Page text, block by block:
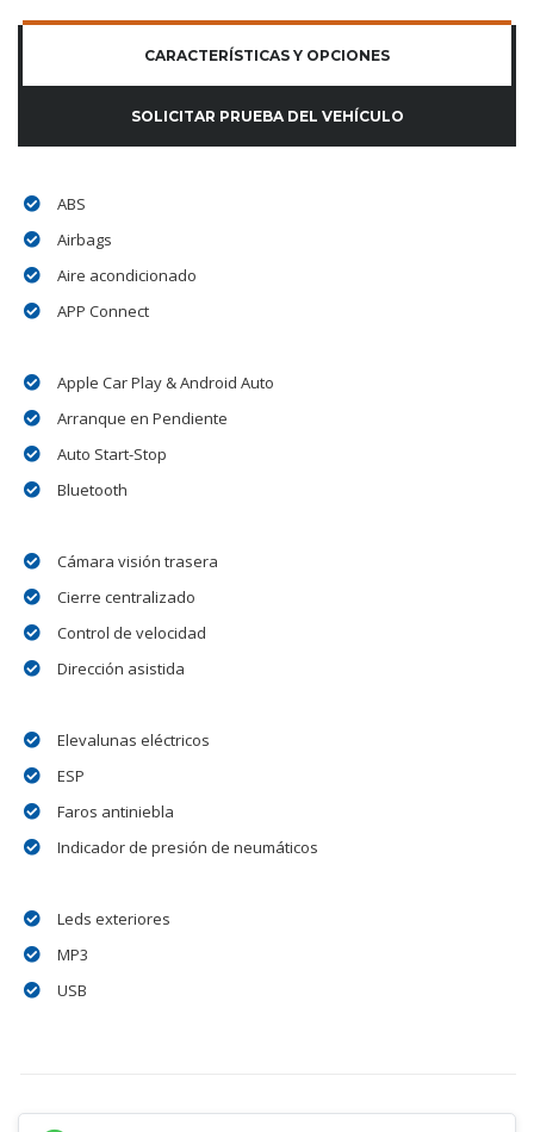
CARACTERÍSTICAS Y OPCIONES
SOLICITAR PRUEBA DEL VEHÍCULO
ABS
Airbags
Aire acondicionado
APP Connect
Apple Car Play & Android Auto
Arranque en Pendiente
Auto Start-Stop
Bluetooth
Cámara visión trasera
Cierre centralizado
Control de velocidad
Dirección asistida
Elevalunas eléctricos
ESP
Faros antiniebla
Indicador de presión de neumáticos
Leds exteriores
MP3
USB